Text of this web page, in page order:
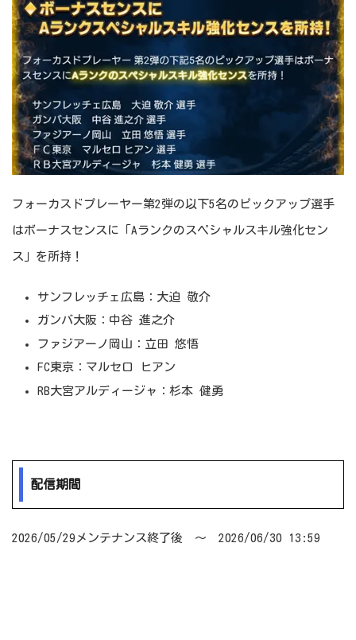
フォーカスドプレーヤー第2弾の以下5名のピックアップ選手
はボーナスセンスに「Aランクのスペシャルスキル強化セン
ス」を所持！
サンフレッチェ広島：大迫 敬介
ガンバ大阪：中谷 進之介
ファジアーノ岡山：立田 悠悟
FC東京：マルセロ ヒアン
RB大宮アルディージャ：杉本 健勇
配信期間
2026/05/29メンテナンス終了後 ～ 2026/06/30 13:59